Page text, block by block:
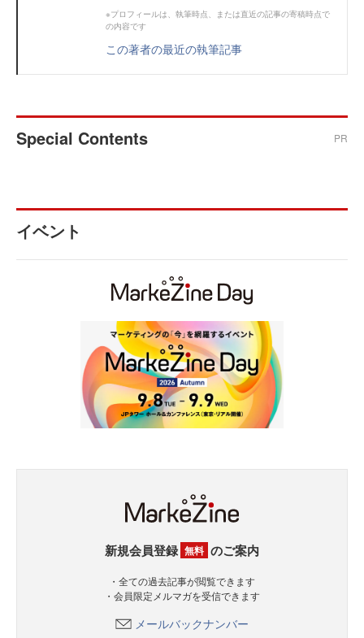
※プロフィールは、執筆時点、または直近の記事の寄稿時点で
の内容です
この著者の最近の執筆記事
Special Contents PR
イベント
新規会員登録 無料 のご案内
・全ての過去記事が閲覧できます
・会員限定メルマガを受信できます
メールバックナンバー